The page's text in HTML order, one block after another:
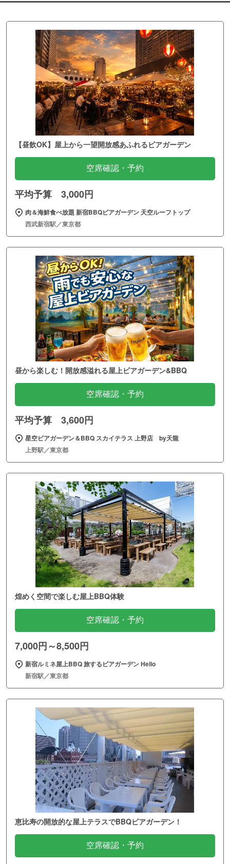
【昼飲OK】屋上から一望開放感あふれるビアガーデン
空席確認・予約
平均予算 3,000円
肉＆海鮮食べ放題 新宿BBQビアガーデン 天空ルーフトップ
西武新宿駅／東京都
昼から楽しむ！開放感溢れる屋上ビアガーデン&BBQ
空席確認・予約
平均予算 3,600円
星空ビアガーデン＆BBQ スカイテラス 上野店 by天龍
上野駅／東京都
煌めく空間で楽しむ屋上BBQ体験
空席確認・予約
7,000円～8,500円
新宿ルミネ屋上BBQ 旅するビアガーデン Hello
新宿駅／東京都
恵比寿の開放的な屋上テラスでBBQビアガーデン！
空席確認・予約